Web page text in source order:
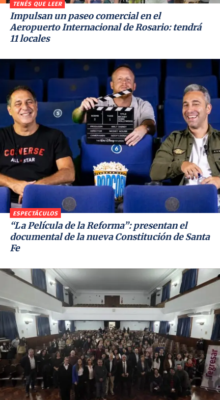
TENÉS QUE LEER
Impulsan un paseo comercial en el
Aeropuerto Internacional de Rosario: tendrá
11 locales
ESPECTÁCULOS
“La Película de la Reforma”: presentan el
documental de la nueva Constitución de Santa
Fe